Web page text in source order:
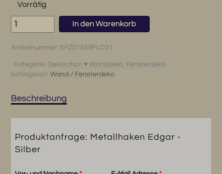
Vorrätig
Metallhaken
Edgar
Menge
In den Warenkorb
Artikelnummer: SFZ01659FLO21
Kategorie: Dekoration ♥ Wanddeko, Fensterdeko
Schlagwort:Wand-/ Fensterdeko
Beschreibung
Produktanfrage: Metallhaken Edgar -
Silber